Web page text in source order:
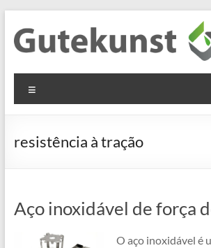
content
Gutekunst
Formfedern
GmbH
Informationen
Flachmaterial
resistência à tração
Aço inoxidável de força
O aço inoxidável é